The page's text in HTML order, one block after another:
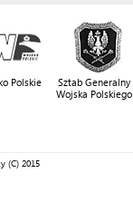
Polskie
Sztab Generalny
Wojska Polskiego
(C) 2015